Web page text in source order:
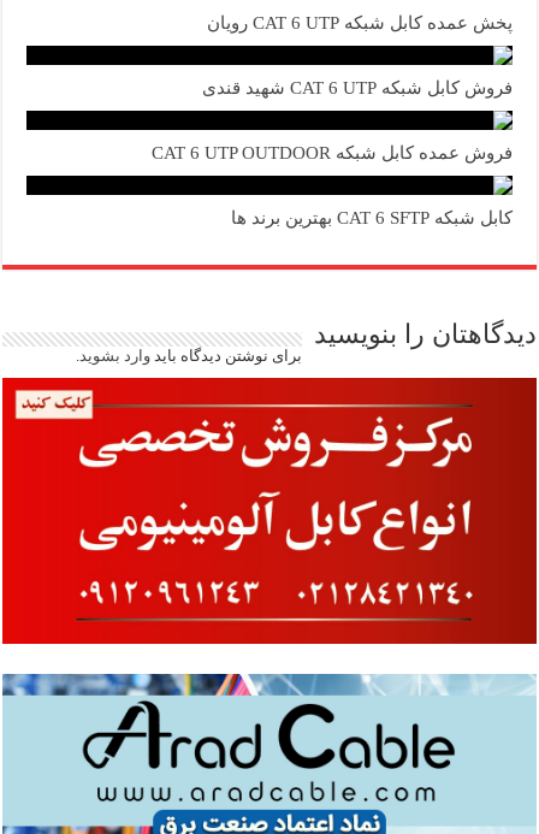
پخش عمده کابل شبکه CAT 6 UTP رویان
فروش کابل شبکه CAT 6 UTP شهید قندی
فروش عمده کابل شبکه CAT 6 UTP OUTDOOR
کابل شبکه CAT 6 SFTP بهترین برند ها
دیدگاهتان را بنویسید
برای نوشتن دیدگاه بایدوارد بشوید